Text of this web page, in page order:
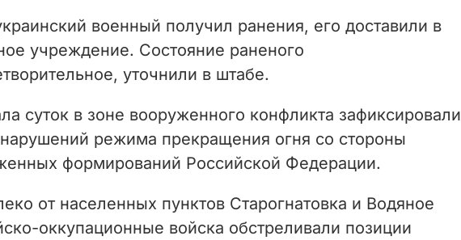
i
d
e
o
военный получил ранения, его доставили в
учреждение. Состояние раненого
уточнили в штабе.
суток в зоне вооруженного конфликта зафиксировали
режима прекращения огня со стороны
формирований Российской Федерации.
от населенных пунктов Старогнатовка и Водяное
оккупационные войска обстреливали позиции